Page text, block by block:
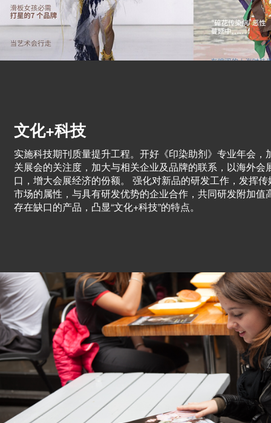
文化+科技
实施科技期刊质量提升工程。开好《印染助剂》专业年会，
关展会的关注度，加大与相关企业及品牌的联系，以海外会
口，增大会展经济的份额。 强化对新品的研发工作，发挥传
市场的属性，与具有研发优势的企业合作，共同研发附加值
存在缺口的产品，凸显“文化+科技”的特点。